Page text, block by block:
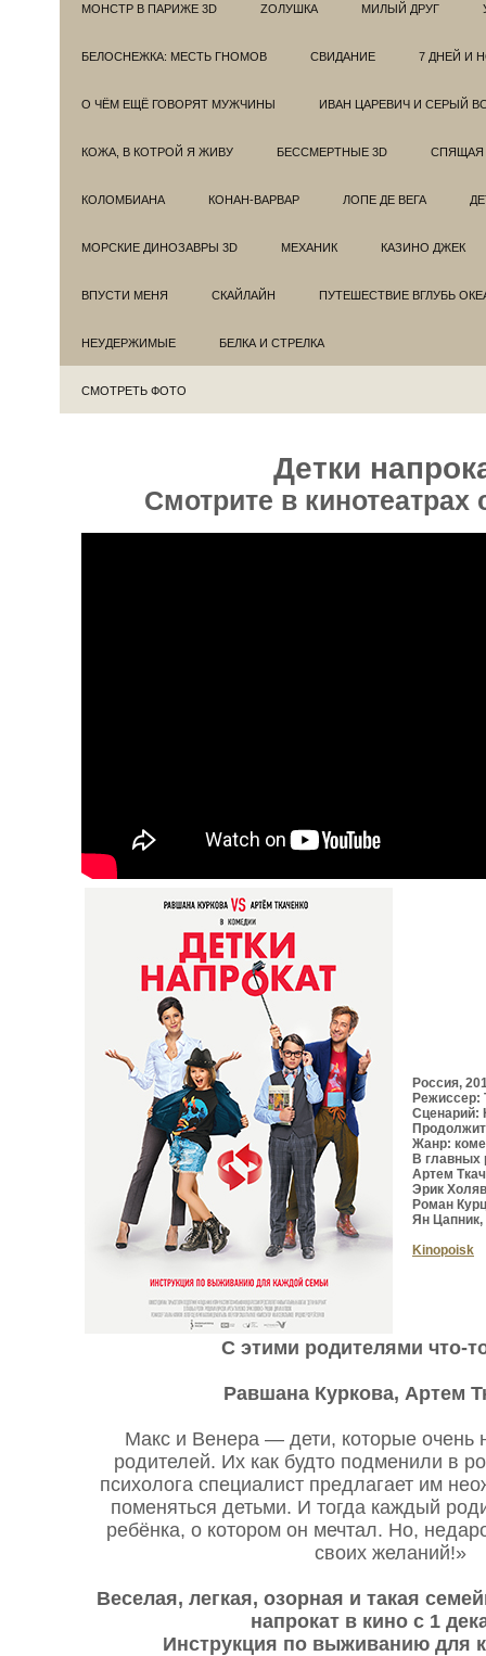
МОНСТР В ПАРИЖЕ 3D ZОЛУШКА МИЛЫЙ ДРУГ
БЕЛОСНЕЖКА: МЕСТЬ ГНОМОВ СВИДАНИЕ 7 ДНЕЙ И
О ЧЁМ ЕЩЁ ГОВОРЯТ МУЖЧИНЫ ИВАН ЦАРЕВИЧ И СЕРЫЙ
КОЖА, В КОТРОЙ Я ЖИВУ БЕССМЕРТНЫЕ 3D СПЯЩАЯ
КОЛОМБИАНА КОНАН-ВАРВАР ЛОПЕ ДЕ ВЕГА
МОРСКИЕ ДИНОЗАВРЫ 3D МЕХАНИК КАЗИНО ДЖЕК
ВПУСТИ МЕНЯ СКАЙЛАЙН ПУТЕШЕСТВИЕ ВГЛУБЬ
НЕУДЕРЖИМЫЕ БЕЛКА И СТРЕЛКА
СМОТРЕТЬ ФОТО
Детки
Смотрите в кинотеатрах
Россия,
Режиссер:
Сценарий:
Жанр:
В главных
Артем
Эрик
Роман
Ян
Kinopoisk
С этими родителями что-
Равшана Куркова, Артем
Макс и Венера — дети, которые очень
родителей. Их как будто подменили в
психолога специалист предлагает им
поменяться детьми. И тогда каждый
ребёнка, о котором он мечтал. Но,
своих желаний!»
Веселая, легкая, озорная и такая
напрокат в кино с 1
Инструкция по выживанию для